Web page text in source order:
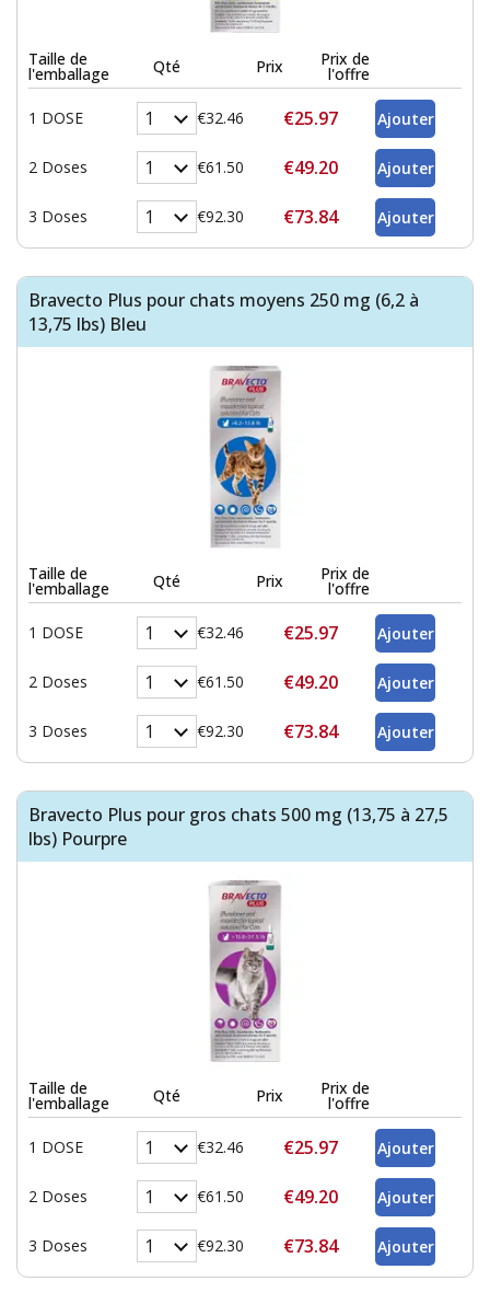
Taille de
l'emballage Qté Prix Prix de
l'offre
1 DOSE €32.46 €25.97
2 Doses €61.50 €49.20
3 Doses €92.30 €73.84
Bravecto Plus pour chats moyens 250 mg (6,2 à
13,75 lbs) Bleu
Taille de
l'emballage Qté Prix Prix de
l'offre
1 DOSE €32.46 €25.97
2 Doses €61.50 €49.20
3 Doses €92.30 €73.84
Bravecto Plus pour gros chats 500 mg (13,75 à 27,5
lbs) Pourpre
Taille de
l'emballage Qté Prix Prix de
l'offre
1 DOSE €32.46 €25.97
2 Doses €61.50 €49.20
3 Doses €92.30 €73.84